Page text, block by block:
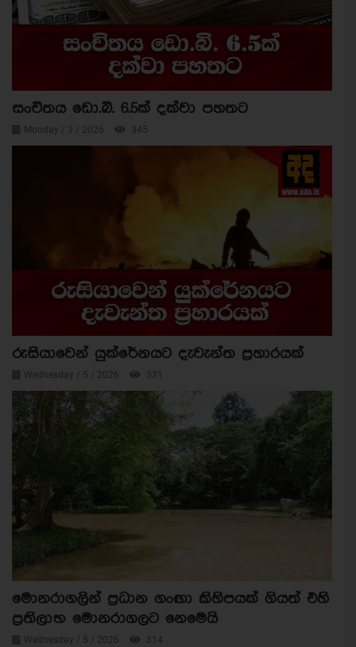
සංචිතය ඩො.බි. 6.5ක් දක්වා පහතට
Monday / 3 / 2026 345
රුසියාවෙන් යුක්රේනයට දැවැන්ත ප්‍රහාරයක්
Wednesday / 5 / 2026 331
මොනරාගලින් ප්‍රධාන ගංඟා කිහිපයක් ගියත් එහි
ප්‍රතිලාභ මොනරාගලට නෙමෙයි
Wednesday / 5 / 2026 314